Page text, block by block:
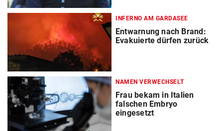
INFERNO AM GARDASEE
Entwarnung nach Brand:
Evakuierte dürfen zurück
NAMEN VERWECHSELT
Frau bekam in Italien
falschen Embryo
eingesetzt